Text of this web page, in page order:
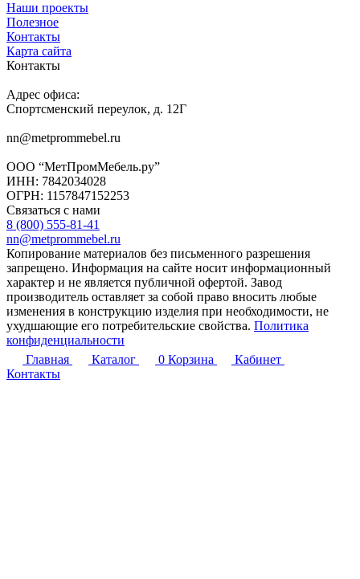
Наши проекты
Полезное
Контакты
Карта сайта
Контакты
Адрес офиса:
Спортсменский переулок, д. 12Г
nn@metprommebel.ru
ООО “МетПромМебель.ру”
ИНН: 7842034028
ОГРН: 1157847152253
Связаться с нами
8 (800) 555-81-41
nn@metprommebel.ru
Копирование материалов без письменного разрешения
запрещено. Информация на сайте носит информационный
характер и не является публичной офертой. Завод
производитель оставляет за собой право вносить любые
изменения в конструкцию изделия при необходимости, не
ухудшающие его потребительские свойства. Политика
конфиденциальности
Главная
Каталог 0 Корзина
Кабинет
Контакты